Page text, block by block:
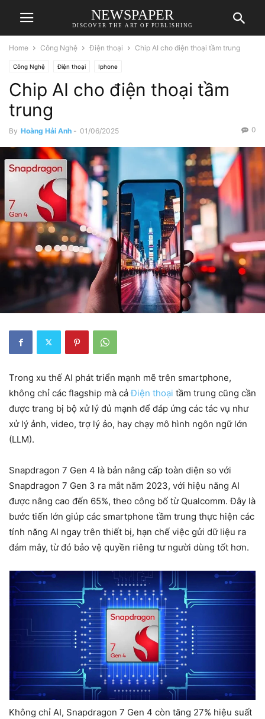
NEWSPAPER
DISCOVER THE ART OF PUBLISHING
Home Công Nghệ Điện thoại Chip AI cho điện thoại tầm trung
Công Nghệ Điện thoại Iphone
Chip AI cho điện thoại tầm
trung
By Hoàng Hải Anh - 01/06/2025 0
Trong xu thế AI phát triển mạnh mẽ trên smartphone,
không chỉ các flagship mà cảĐiện thoại tầm trung cũng cần
được trang bị bộ xử lý đủ mạnh để đáp ứng các tác vụ như
xử lý ảnh, video, trợ lý ảo, hay chạy mô hình ngôn ngữ lớn
(LLM).
Snapdragon 7 Gen 4 là bản nâng cấp toàn diện so với
Snapdragon 7 Gen 3 ra mắt năm 2023, với hiệu năng AI
được nâng cao đến 65%, theo công bố từ Qualcomm. Đây là
bước tiến lớn giúp các smartphone tầm trung thực hiện các
tính năng AI ngay trên thiết bị, hạn chế việc gửi dữ liệu ra
đám mây, từ đó bảo vệ quyền riêng tư người dùng tốt hơn.
Không chỉ AI, Snapdragon 7 Gen 4 còn tăng 27% hiệu suất